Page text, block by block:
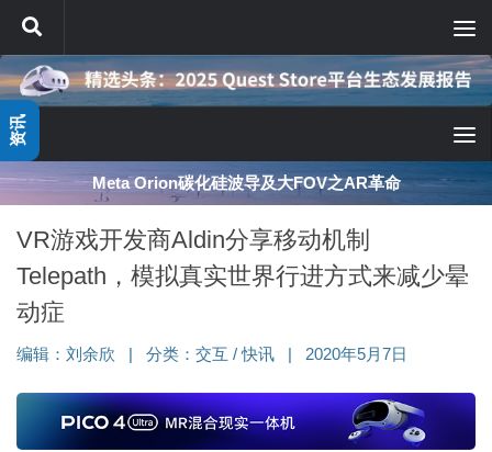
跳至内容
Meta Orion碳化硅波导及大FOV之AR革命
VR游戏开发商Aldin分享移动机制
Telepath，模拟真实世界行进方式来减少晕
动症
编辑： 刘余欣 分类： 交互 /快讯 2020年5月7日
资讯